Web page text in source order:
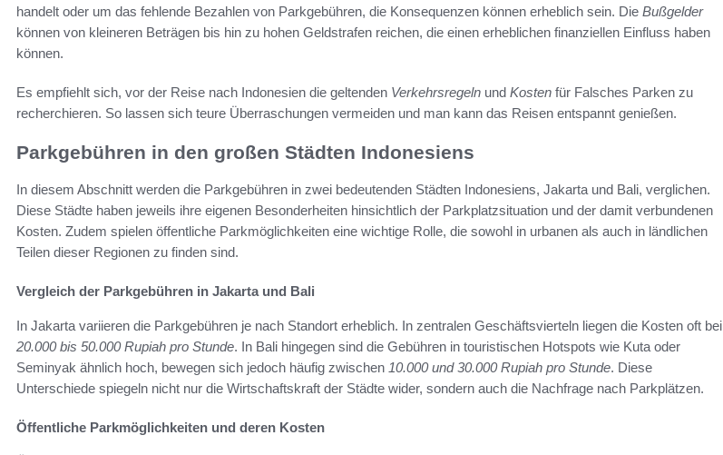
handelt oder um das fehlende Bezahlen von Parkgebühren, die Konsequenzen können erheblich sein. Die Bußgelder
können von kleineren Beträgen bis hin zu hohen Geldstrafen reichen, die einen erheblichen finanziellen Einfluss haben
können.
Es empfiehlt sich, vor der Reise nach Indonesien die geltenden Verkehrsregeln und Kosten für Falsches Parken zu
recherchieren. So lassen sich teure Überraschungen vermeiden und man kann das Reisen entspannt genießen.
Parkgebühren in den großen Städten Indonesiens
In diesem Abschnitt werden die Parkgebühren in zwei bedeutenden Städten Indonesiens, Jakarta und Bali, verglichen.
Diese Städte haben jeweils ihre eigenen Besonderheiten hinsichtlich der Parkplatzsituation und der damit verbundenen
Kosten. Zudem spielen öffentliche Parkmöglichkeiten eine wichtige Rolle, die sowohl in urbanen als auch in ländlichen
Teilen dieser Regionen zu finden sind.
Vergleich der Parkgebühren in Jakarta und Bali
In Jakarta variieren die Parkgebühren je nach Standort erheblich. In zentralen Geschäftsvierteln liegen die Kosten oft bei
20.000 bis 50.000 Rupiah pro Stunde. In Bali hingegen sind die Gebühren in touristischen Hotspots wie Kuta oder
Seminyak ähnlich hoch, bewegen sich jedoch häufig zwischen 10.000 und 30.000 Rupiah pro Stunde. Diese
Unterschiede spiegeln nicht nur die Wirtschaftskraft der Städte wider, sondern auch die Nachfrage nach Parkplätzen.
Öffentliche Parkmöglichkeiten und deren Kosten